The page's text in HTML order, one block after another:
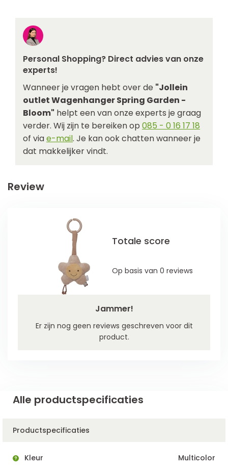
Personal Shopping? Direct advies van onze
experts!
Wanneer je vragen hebt over de "Jollein
outlet Wagenhanger Spring Garden -
Bloom" helpt een van onze experts je graag
verder. Wij zijn te bereiken op 085 - 0 16 17 18
of viae-mail. Je kan ook chatten wanneer je
dat makkelijker vindt.
Review
Jammer!
Er zijn nog geen reviews geschreven voor dit
product.
Totale score
Op basis van 0 reviews
Alle productspecificaties
Productspecificaties
Kleur Multicolor